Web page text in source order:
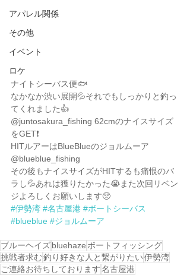
アパレル関係
その他
イベント
ロケ
ナイトシーバス便🐟
なかなか渋い展開💦それでもしっかりと釣っ
てくれました👍
@juntosakura_fishing 62cmのナイスサイズ
をGET❗️
HITルアーはBlueBlueのジョルムーア
@blueblue_fishing
その後もナイスサイズがHITするも痛恨のバ
ラし💦あれは獲りたかった😭また次回リベン
ジよろしくお願いします🥺
#伊勢湾 #名古屋港 #ボートシーバス
#blueblue #ジョルムーア
ブルーヘイズbluehaze ボートフィッシング
挑戦者求む釣り好きな人と繋がりたい伊勢湾
ご連絡お待ちしております名古屋港